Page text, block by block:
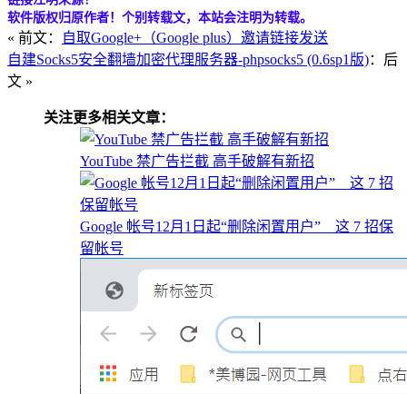
软件版权归原作者！个别转载文，本站会注明为转载。
« 前文：
自取Google+（Google plus）邀请链接发送
自建Socks5安全翻墙加密代理服务器-phpsocks5 (0.6sp1版)：后
文 »
关注更多相关文章：
YouTube 禁广告拦截 高手破解有新招
Google 帐号12月1日起“删除闲置用户” 这 7 招保
留帐号